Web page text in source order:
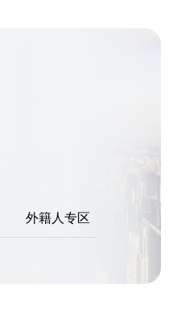
外籍人专区